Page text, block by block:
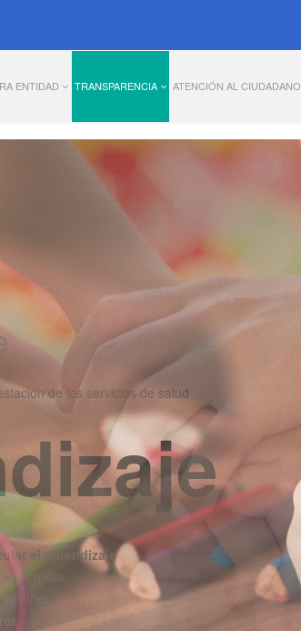
ENTIDAD TRANSPARENCIA ATENCIÓN AL CIUDADANO
el aprendizaje
él o ella.
niño.